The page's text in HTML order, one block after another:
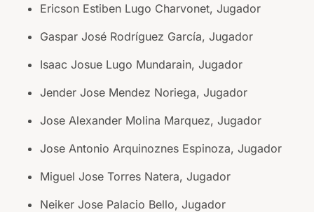
Ericson Estiben Lugo Charvonet, Jugador
Gaspar José Rodríguez García, Jugador
Isaac Josue Lugo Mundarain, Jugador
Jender Jose Mendez Noriega, Jugador
Jose Alexander Molina Marquez, Jugador
Jose Antonio Arquinoznes Espinoza, Jugador
Miguel Jose Torres Natera, Jugador
Neiker Jose Palacio Bello, Jugador